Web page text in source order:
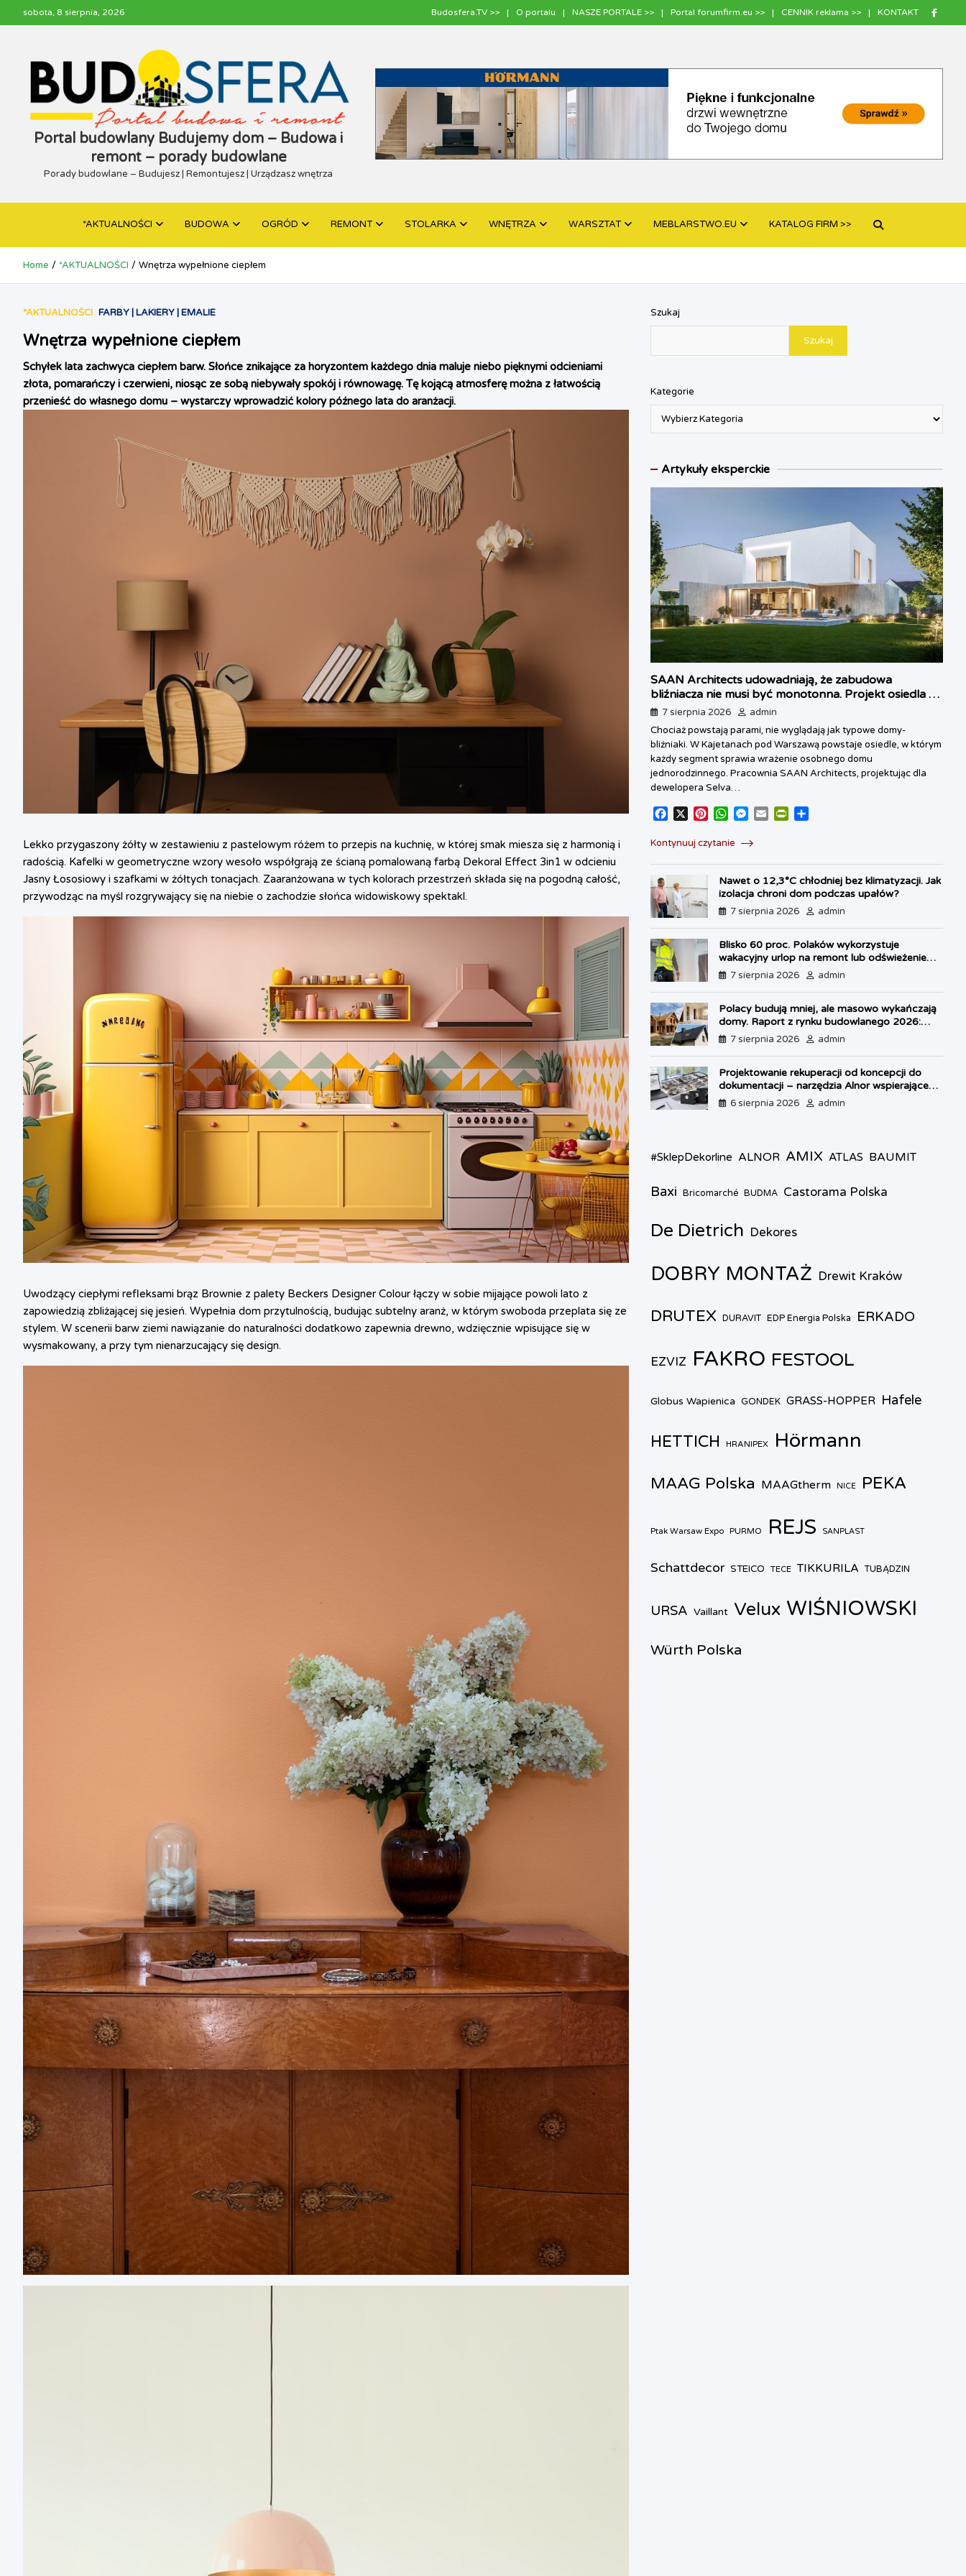
sobota, 8 sierpnia, 2026 Budosfera.TV >> O portalu NASZE PORTALE >> Portal forumfirm.eu >> CENNIK reklama >> KONTAKT
Portal budowlany Budujemy dom – Budowa i
remont – porady budowlane
Porady budowlane – Budujesz | Remontujesz | Urządzasz wnętrza
*AKTUALNOŚCI BUDOWA OGRÓD REMONT STOLARKA WNĘTRZA WARSZTAT MEBLARSTWO.EU KATALOG FIRM >>
Home *AKTUALNOŚCI Wnętrza wypełnione ciepłem
*AKTUALNOŚCI FARBY | LAKIERY | EMALIE
Wnętrza wypełnione ciepłem
Schyłek lata zachwyca ciepłem barw. Słońce znikające za horyzontem każdego dnia maluje niebo pięknymi odcieniami
złota, pomarańczy i czerwieni, niosąc ze sobą niebywały spokój i równowagę. Tę kojącą atmosferę można z łatwością
przenieść do własnego domu – wystarczy wprowadzić kolory późnego lata do aranżacji.
Lekko przygaszony żółty w zestawieniu z pastelowym różem to przepis na kuchnię, w której smak miesza się z harmonią i
radością. Kafelki w geometryczne wzory wesoło współgrają ze ścianą pomalowaną farbą Dekoral Effect 3in1 w odcieniu
Jasny Łososiowy i szafkami w żółtych tonacjach. Zaaranżowana w tych kolorach przestrzeń składa się na pogodną całość,
przywodząc na myśl rozgrywający się na niebie o zachodzie słońca widowiskowy spektakl.
Uwodzący ciepłymi refleksami brąz Brownie z palety Beckers Designer Colour łączy w sobie mijające powoli lato z
zapowiedzią zbliżającej się jesień. Wypełnia dom przytulnością, budując subtelny aranż, w którym swoboda przeplata się ze
stylem. W scenerii barw ziemi nawiązanie do naturalności dodatkowo zapewnia drewno, wdzięcznie wpisujące się w
wysmakowany, a przy tym nienarzucający się design.
Szukaj
Szukaj
Kategorie
Artykuły eksperckie
SAAN Architects udowadniają, że zabudowa
bliźniacza nie musi być monotonna. Projekt osiedla w
Kajetanach pod Warszawą
7 sierpnia 2026
admin
Chociaż powstają parami, nie wyglądają jak typowe domy-
bliźniaki. W Kajetanach pod Warszawą powstaje osiedle, w którym
każdy segment sprawia wrażenie osobnego domu
jednorodzinnego. Pracownia SAAN Architects, projektując dla
dewelopera Selva…
c
o
o
k
X
P
n
t
W
a
A
p
p
M
s
n
g
e
r
F
r
i
e
n
d
l
Kontynuuj czytanie
Nawet o 12,3°C chłodniej bez klimatyzacji. Jak
izolacja chroni dom podczas upałów?
7 sierpnia 2026 admin
Blisko 60 proc. Polaków wykorzystuje
wakacyjny urlop na remont lub odświeżenie
własnego lokum
7 sierpnia 2026 admin
Polacy budują mniej, ale masowo wykańczają
domy. Raport z rynku budowlanego 2026:
kryzys w OZE i boom na dachy
7 sierpnia 2026 admin
Projektowanie rekuperacji od koncepcji do
dokumentacji – narzędzia Alnor wspierające
każdy etap pracy
6 sierpnia 2026 admin
#SklepDekorline ALNOR AMIX ATLAS BAUMIT
Baxi Bricomarché BUDMA Castorama Polska
De Dietrich Dekores
DOBRY MONTAŻ Drewit Kraków
DRUTEX DURAVIT EDP Energia Polska ERKADO
EZVIZ FAKRO FESTOOL
Globus Wapienica GONDEK GRASS-HOPPER Hafele
HETTICH HRANIPEX Hörmann
MAAG Polska MAAGtherm NICE PEKA
Ptak Warsaw Expo PURMO REJS SANPLAST
Schattdecor STEICO TECE TIKKURILA TUBĄDZIN
URSA Vaillant Velux WIŚNIOWSKI
Würth Polska